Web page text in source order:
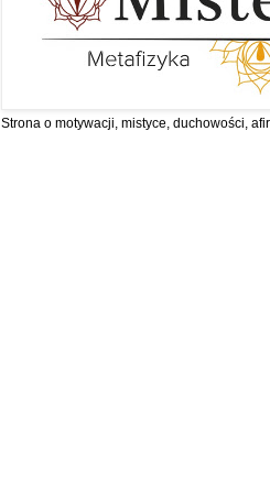
Strona o motywacji, mistyce, duchowości,